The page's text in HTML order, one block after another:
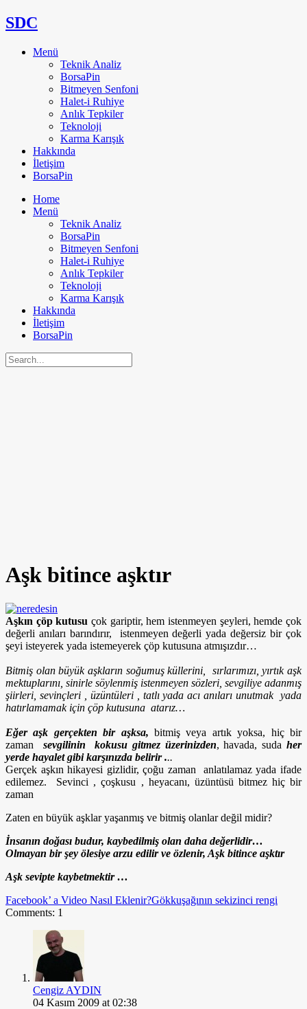
SDC
Menü
Teknik Analiz
BorsaPin
Bitmeyen Senfoni
Halet-i Ruhiye
Anlık Tepkiler
Teknoloji
Karma Karışık
Hakkında
İletişim
BorsaPin
Home
Menü
Teknik Analiz
BorsaPin
Bitmeyen Senfoni
Halet-i Ruhiye
Anlık Tepkiler
Teknoloji
Karma Karışık
Hakkında
İletişim
BorsaPin
Aşk bitince aşktır
Aşkın çöp kutusu çok gariptir, hem istenmeyen şeyleri, hemde çok
değerli anıları barındırır, istenmeyen değerli yada değersiz bir çok
şeyi isteyerek yada istemeyerek çöp kutusuna atmışızdır…
Bitmiş olan büyük aşkların soğumuş küllerini, sırlarımızı, yırtık aşk
mektuplarını, sinirle söylenmiş istenmeyen sözleri, sevgiliye adanmış
şiirleri, sevinçleri , üzüntüleri , tatlı yada acı anıları unutmak yada
hatırlamamak için çöp kutusuna atarız…
Eğer aşk gerçekten bir aşksa, bitmiş veya artık yoksa, hiç bir
zaman sevgilinin kokusu gitmez üzerinizden, havada, sudaher
yerde hayalet gibi karşınızda belirir ...
Gerçek aşkın hikayesi gizlidir, çoğu zaman anlatılamaz yada ifade
edilemez. Sevinci , çoşkusu , heyacanı, üzüntüsü bitmez hiç bir
zaman
Zaten en büyük aşklar yaşanmış ve bitmiş olanlar değil midir?
İnsanın doğası budur, kaybedilmiş olan daha değerlidir…
Olmayan bir şey ölesiye arzu edilir ve özlenir, Aşk bitince aşktır
Aşk sevipte kaybetmektir …
Facebook’ a Video Nasıl Eklenir?Gökkuşağının sekizinci rengi
Comments: 1
Cengiz AYDIN
04 Kasım 2009 at 02:38